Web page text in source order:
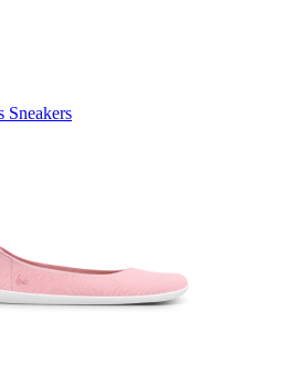
Sneakers